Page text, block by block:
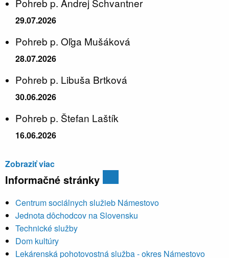
Pohreb p. Andrej Schvantner
29.07.2026
Pohreb p. Oľga Mušáková
28.07.2026
Pohreb p. Libuša Brtková
30.06.2026
Pohreb p. Štefan Laštík
16.06.2026
Zobraziť viac
Informačné stránky
Centrum sociálnych služieb Námestovo
Jednota dôchodcov na Slovensku
Technické služby
Dom kultúry
Lekárenská pohotovostná služba - okres Námestovo